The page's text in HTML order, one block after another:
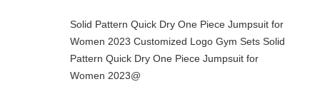
Solid Pattern Quick Dry One Piece Jumpsuit for
Women 2023 Customized Logo Gym Sets Solid
Pattern Quick Dry One Piece Jumpsuit for
Women 2023@